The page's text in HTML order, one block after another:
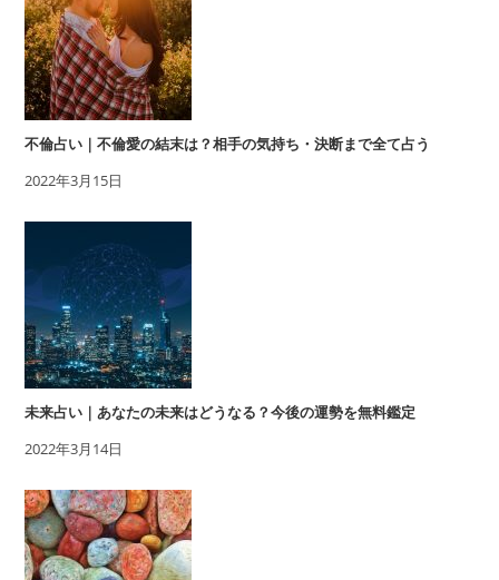
不倫占い｜不倫愛の結末は？相手の気持ち・決断まで全て占う
2022年3月15日
未来占い｜あなたの未来はどうなる？今後の運勢を無料鑑定
2022年3月14日